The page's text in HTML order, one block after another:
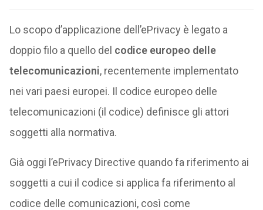
Lo scopo d’applicazione dell’ePrivacy è legato a
doppio filo a quello del codice europeo delle
telecomunicazioni, recentemente implementato
nei vari paesi europei. Il codice europeo delle
telecomunicazioni (il codice) definisce gli attori
soggetti alla normativa.
Già oggi l’ePrivacy Directive quando fa riferimento ai
soggetti a cui il codice si applica fa riferimento al
codice delle comunicazioni, così come